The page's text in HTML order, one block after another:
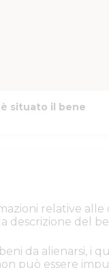
situato il bene
relative
descrizione del
da alienarsi, i
può essere